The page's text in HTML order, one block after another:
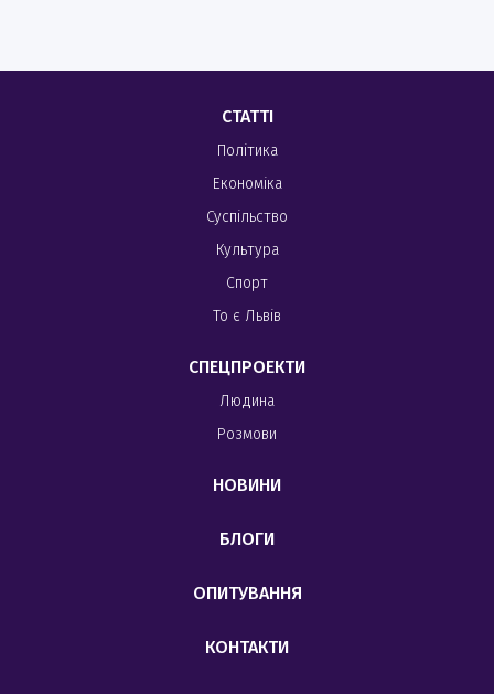
СТАТТІ
Політика
Економіка
Суспільство
Культура
Спорт
То є Львів
СПЕЦПРОЕКТИ
Людина
Розмови
НОВИНИ
БЛОГИ
ОПИТУВАННЯ
КОНТАКТИ